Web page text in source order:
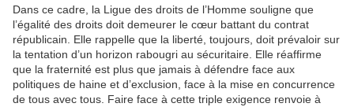
Dans ce cadre, la Ligue des droits de l’Homme souligne que
l’égalité des droits doit demeurer le cœur battant du contrat
républicain. Elle rappelle que la liberté, toujours, doit prévaloir sur
la tentation d’un horizon rabougri au sécuritaire. Elle réaffirme
que la fraternité est plus que jamais à défendre face aux
politiques de haine et d’exclusion, face à la mise en concurrence
de tous avec tous. Faire face à cette triple exigence renvoie à